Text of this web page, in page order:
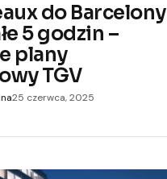
do Barcelony
5 godzin –
plany
TGV
25 czerwca, 2025